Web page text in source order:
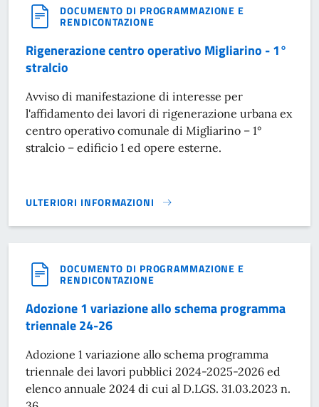
DOCUMENTO DI PROGRAMMAZIONE E
RENDICONTAZIONE
Rigenerazione centro operativo Migliarino - 1°
stralcio
Avviso di manifestazione di interesse per
l'affidamento dei lavori di rigenerazione urbana ex
centro operativo comunale di Migliarino – 1°
stralcio – edificio 1 ed opere esterne.
ULTERIORI INFORMAZIONI
RIGENERAZIONE CENTRO OPERATIVO MIGLIARINO - 1°
DOCUMENTO DI PROGRAMMAZIONE E
RENDICONTAZIONE
Adozione 1 variazione allo schema programma
triennale 24-26
Adozione 1 variazione allo schema programma
triennale dei lavori pubblici 2024-2025-2026 ed
elenco annuale 2024 di cui al D.LGS. 31.03.2023 n.